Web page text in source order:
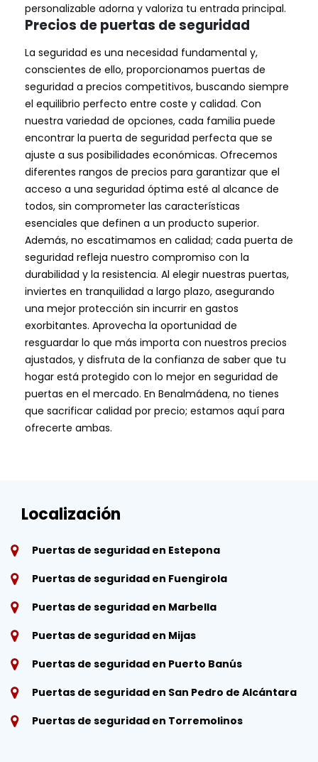
personalizable adorna y valoriza tu entrada principal.
Precios de puertas de seguridad
La seguridad es una necesidad fundamental y,
conscientes de ello, proporcionamos puertas de
seguridad a precios competitivos, buscando siempre
el equilibrio perfecto entre coste y calidad. Con
nuestra variedad de opciones, cada familia puede
encontrar la puerta de seguridad perfecta que se
ajuste a sus posibilidades económicas. Ofrecemos
diferentes rangos de precios para garantizar que el
acceso a una seguridad óptima esté al alcance de
todos, sin comprometer las características
esenciales que definen a un producto superior.
Además, no escatimamos en calidad; cada puerta de
seguridad refleja nuestro compromiso con la
durabilidad y la resistencia. Al elegir nuestras puertas,
inviertes en tranquilidad a largo plazo, asegurando
una mejor protección sin incurrir en gastos
exorbitantes. Aprovecha la oportunidad de
resguardar lo que más importa con nuestros precios
ajustados, y disfruta de la confianza de saber que tu
hogar está protegido con lo mejor en seguridad de
puertas en el mercado. En Benalmádena, no tienes
que sacrificar calidad por precio; estamos aquí para
ofrecerte ambas.
Localización
Puertas de seguridad en Estepona
Puertas de seguridad en Fuengirola
Puertas de seguridad en Marbella
Puertas de seguridad en Mijas
Puertas de seguridad en Puerto Banús
Puertas de seguridad en San Pedro de Alcántara
Puertas de seguridad en Torremolinos